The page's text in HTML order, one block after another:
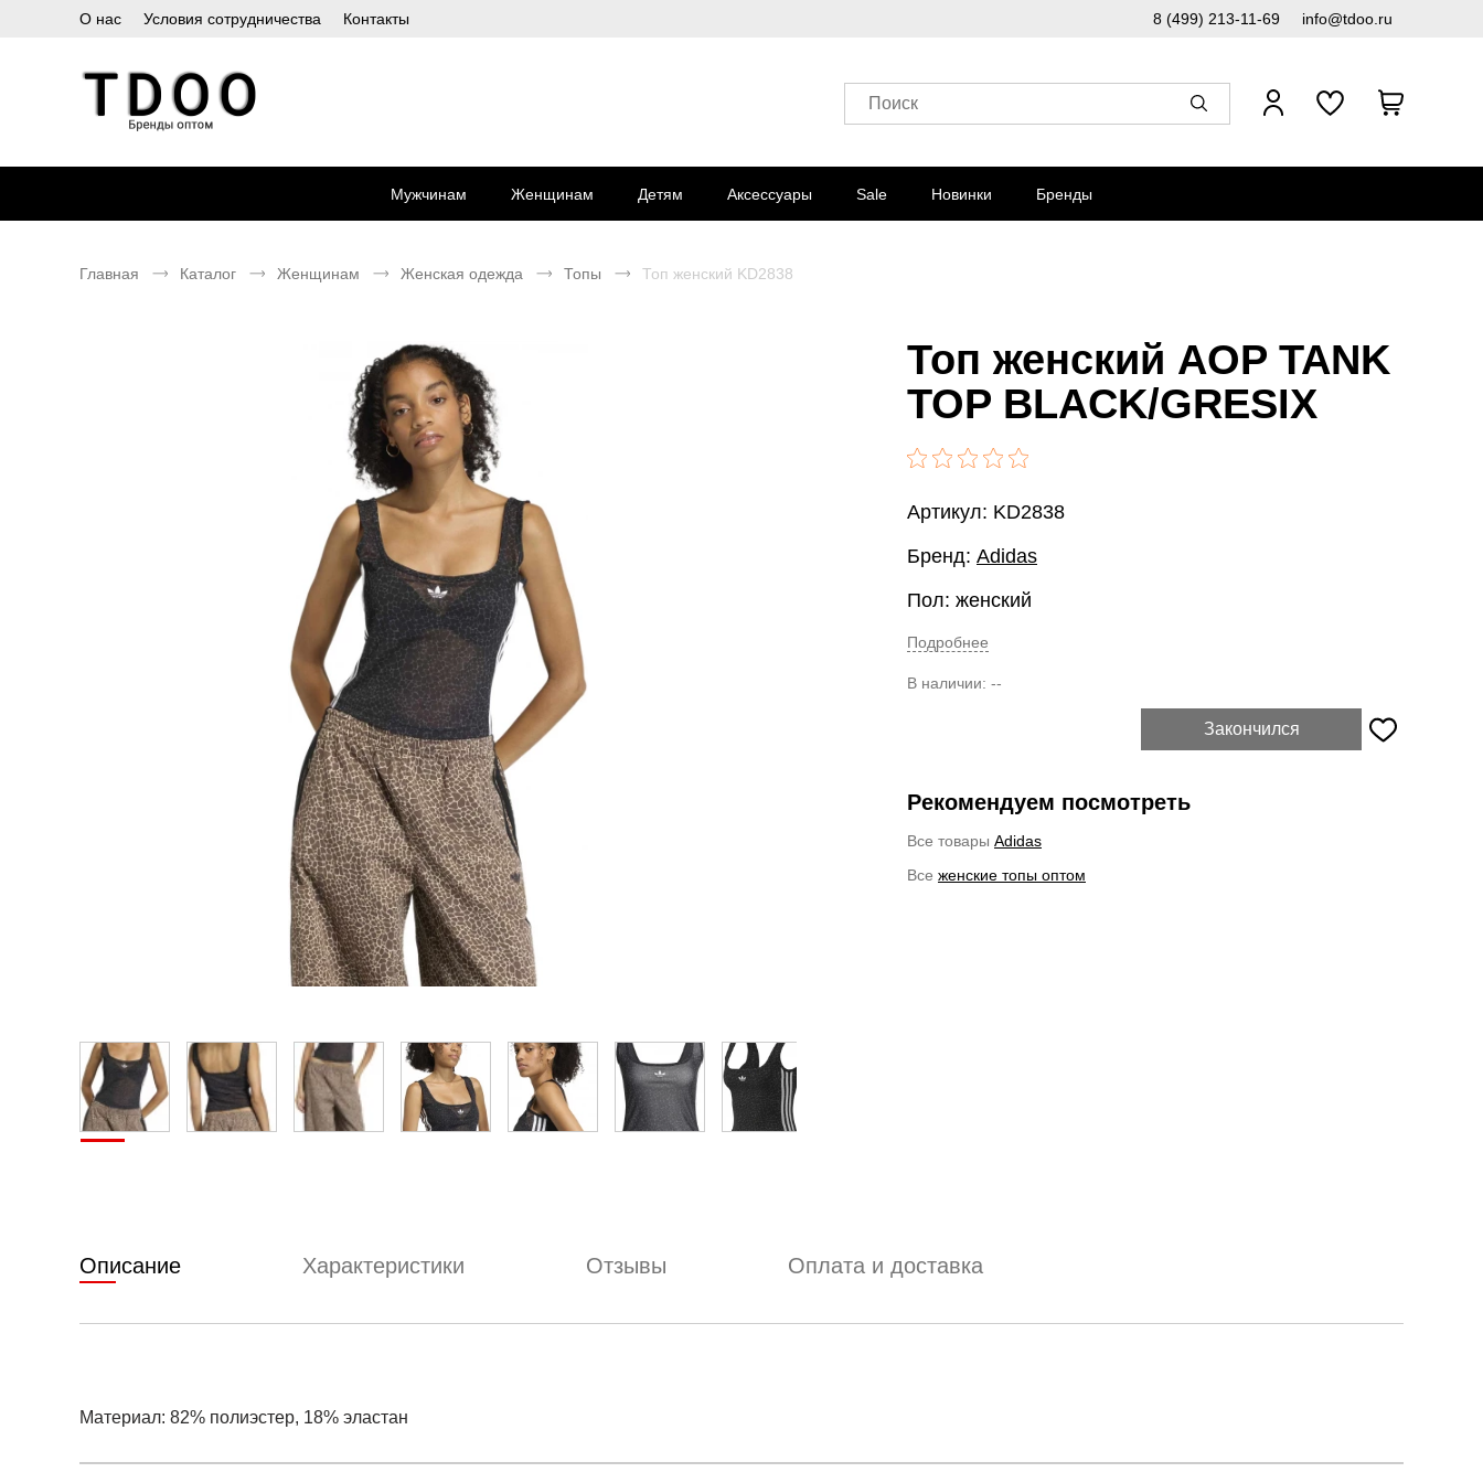
О нас Условия сотрудничества Контакты 8 (499) 213-11-69 info@tdoo.ru
Поиск
Мужчинам Женщинам Детям Аксессуары Sale Новинки Бренды
Главная Каталог Женщинам Женская одежда Топы Топ женский KD2838
Топ женский AOP TANK
TOP BLACK/GRESIX
Артикул: KD2838
Бренд: Adidas
Пол: женский
Подробнее
В наличии: --
Закончился
Рекомендуем посмотреть
Все товары Adidas
Все женские топы оптом
Описание Характеристики Отзывы Оплата и доставка
Материал: 82% полиэстер, 18% эластан